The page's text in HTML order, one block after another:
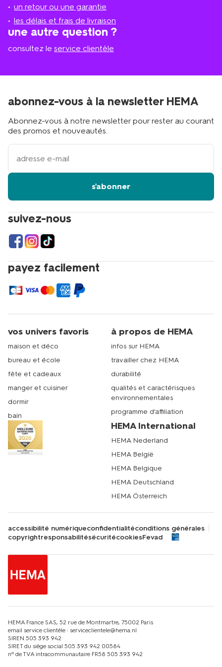
un retour ou une garantie
les délais et frais de livraison
une autre question ?
consultez le service clientèle
plus
proche
suivez-nous
payez facilement
abonnez-vous à la newsletter HEMA
Abonnez-vous à notre newsletter pour rester au courant
des promos et nouveautés.
votre
adresse
s'abonner
vos univers favoris
maison et déco
bureau et école
fête et cadeaux
manger et cuisiner
dormir
bain
à propos de HEMA
infos sur HEMA
travailler chez HEMA
durabilité
qualités et caractérisques
environnementales
programme d'affiliation
HEMA International
HEMA Nederland
HEMA België
HEMA Belgique
HEMA Deutschland
HEMA Österreich
accessibilité numériqueconfidentialitéconditions générales
copyrightresponsabilitésécuritécookiesFevad
HEMA France SAS, 52 rue de Montmartre, 75002 Paris
email service clientèle : serviceclientele@hema.nl
SIREN 505 393 942
SIRET du siège social 505 393 942 00584
nº de TVA intracommunautaire FR58 505 393 942